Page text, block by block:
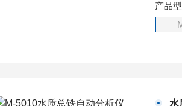
《重
产品型
水